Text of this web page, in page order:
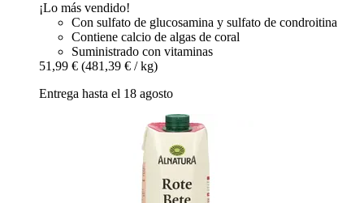
¡Lo más vendido!
Con sulfato de glucosamina y sulfato de condroitina
Contiene calcio de algas de coral
Suministrado con vitaminas
51,99 € (481,39 € / kg)
Entrega hasta el 18 agosto